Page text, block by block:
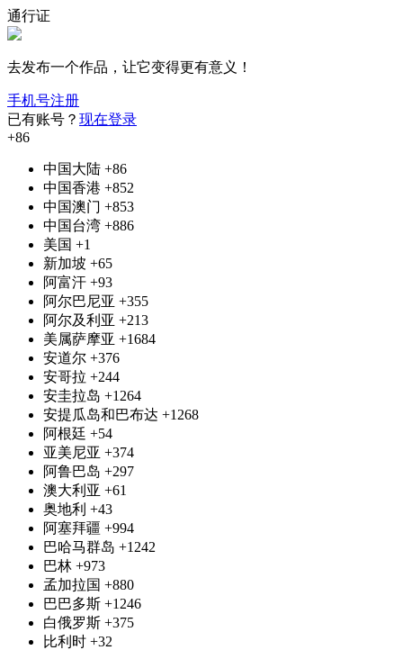
通行证
去发布一个作品，让它变得更有意义！
手机号注册
已有账号？ 现在登录
+86
中国大陆 +86
中国香港 +852
中国澳门 +853
中国台湾 +886
美国 +1
新加坡 +65
阿富汗 +93
阿尔巴尼亚 +355
阿尔及利亚 +213
美属萨摩亚 +1684
安道尔 +376
安哥拉 +244
安圭拉岛 +1264
安提瓜岛和巴布达 +1268
阿根廷 +54
亚美尼亚 +374
阿鲁巴岛 +297
澳大利亚 +61
奥地利 +43
阿塞拜疆 +994
巴哈马群岛 +1242
巴林 +973
孟加拉国 +880
巴巴多斯 +1246
白俄罗斯 +375
比利时 +32